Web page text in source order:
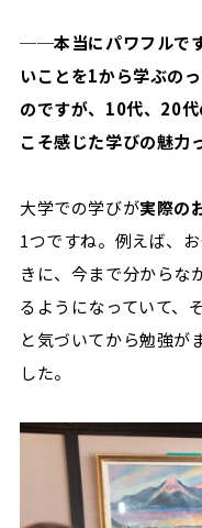
──本当にパワフルで
いことを1から学ぶの
のですが、10代、20
こそ感じた学びの魅力
大学での学びが実際の
1つですね。例えば、
きに、今まで分からな
るようになっていて、
と気づいてから勉強が
した。